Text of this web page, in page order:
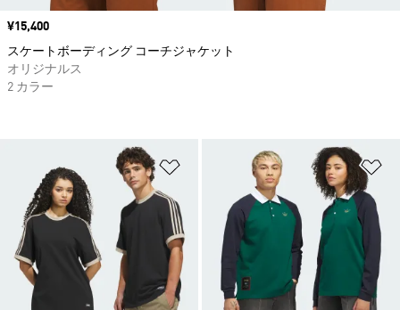
ほしいものリストに追加
価格
¥15,400
スケートボーディング コーチジャケット
オリジナルス
2 カラー